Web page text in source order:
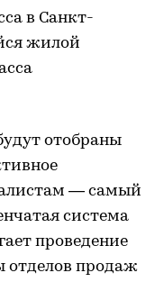
в Санкт-
жилой
отобраны
— самый
система
проведение
отделов продаж